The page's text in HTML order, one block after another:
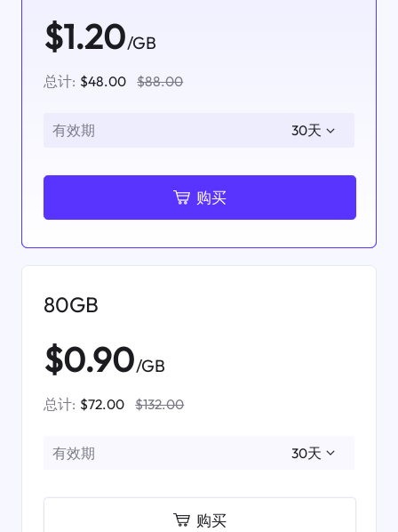
$1.20/GB
总计: $48.00 $88.00
有效期
购买
80GB
$0.90/GB
总计: $72.00 $132.00
有效期
购买